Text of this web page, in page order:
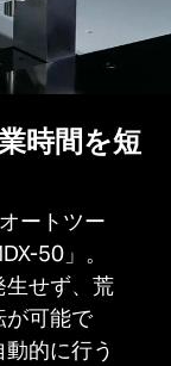
時間を短
ートツー
50」。
生せず、荒
が可能で
的に行う